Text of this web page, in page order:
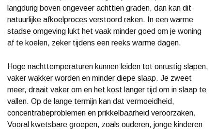
langdurig boven ongeveer achttien graden, dan kan dit
natuurlijke afkoelproces verstoord raken. In een warme
stadse omgeving lukt het vaak minder goed om je woning
af te koelen, zeker tijdens een reeks warme dagen.
Hoge nachttemperaturen kunnen leiden tot onrustig slapen,
vaker wakker worden en minder diepe slaap. Je zweet
meer, draait vaker om en het kost langer tijd om in slaap te
vallen. Op de lange termijn kan dat vermoeidheid,
concentratieproblemen en prikkelbaarheid veroorzaken.
Vooral kwetsbare groepen, zoals ouderen, jonge kinderen